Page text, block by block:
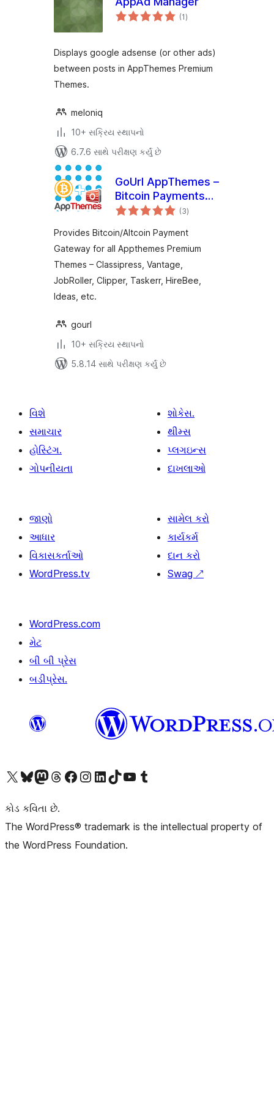
(1કુલ
રેટિંગ્સ
)
Displays google adsense (or other ads)
between posts in AppThemes Premium
Themes.
meloniq
10+ સક્રિય સ્થાપનો
6.7.6 સાથે પરીક્ષણ કર્યું છે
GoUrl AppThemes –
Bitcoin Payments
for Classipress,
etc
(3કુલ
રેટિંગ્સ
)
Provides Bitcoin/Altcoin Payment
Gateway for all Appthemes Premium
Themes – Classipress, Vantage,
JobRoller, Clipper, Taskerr, HireBee,
Ideas, etc.
gourl
10+ સક્રિય સ્થાપનો
5.8.14 સાથે પરીક્ષણ કર્યું છે
વિશે
સમાચાર
હોસ્ટિંગ.
ગોપનીયતા
શોકેસ.
થીમ્સ
પ્લગઇન્સ
દાખલાઓ
જાણો
આધાર
વિકાસકર્તાઓ
WordPress.tv
સામેલ કરો
કાર્યકર્મ
દાન કરો
Swag ↗
WordPress.com
મેટ
બી બી પ્રેસ
બડીપ્રેસ.
અમારા X (અગાઉ ટ્વિટર) એકાઉન્ટની મુલાકાત લોઅમારા Bluesky એકાઉન્ટની મુલાકાત લોઅમારા માસ્ટોડોન એકાઉન્ટની મુલાકાત લોઅમારા Threads એકાઉન્ટની મુલાકાત લો અમારા ફેસબુક પેજની મુલાકાત લોઅમારા ઇન્સ્ટાગ્રામ એકાઉન્ટની મુલાકાત લો અમારા LinkedIn એકાઉન્ટની મુલાકાત લોઅમારા TikTok એકાઉન્ટની મુલાકાત લોઅમારી YouTube ચેનલની મુલાકાત લો અમારા Tumblr એકાઉન્ટની મુલાકાત લો
કોડ કવિતા છે.
The WordPress® trademark is the intellectual property of
the WordPress Foundation.